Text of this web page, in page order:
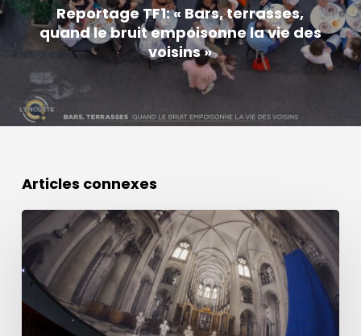
Reportage TF1: « Bars, terrasses,
quand le bruit empoisonne la vie des
voisins »
Articles connexes
film
archéo-
concert
sur
Notre-